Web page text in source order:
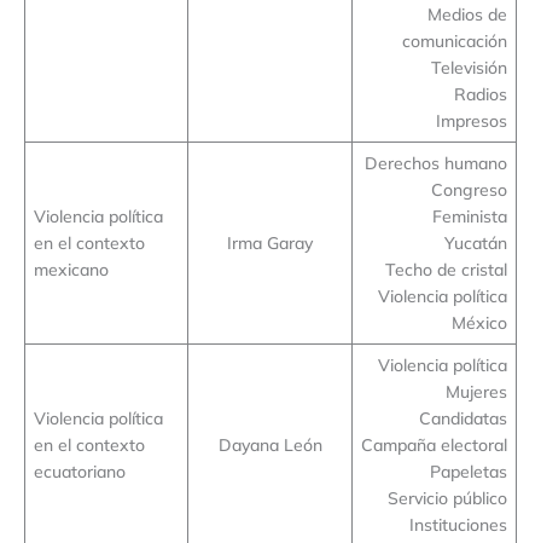
Medios de
comunicación
Televisión
Radios
Impresos
Violencia política
en el contexto
mexicano
Irma Garay
Derechos humano
Congreso
Feminista
Yucatán
Techo de cristal
Violencia política
México
Violencia política
en el contexto
ecuatoriano
Dayana León
Violencia política
Mujeres
Candidatas
Campaña electoral
Papeletas
Servicio público
Instituciones